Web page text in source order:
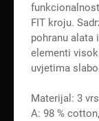
FIT kroju.
pohranu alata
elementi
uvjetima
Materijal: 3
A: 98 %